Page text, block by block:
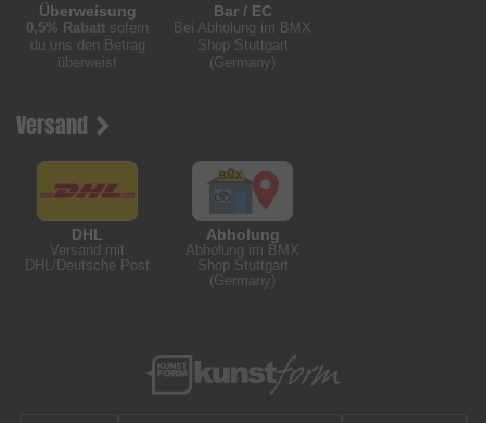
Überweisung
0,5% Rabatt sofern
du uns den Betrag
überweist
Bar / EC
Bei Abholung im BMX
Shop Stuttgart
(Germany)
Versand
DHL
Versand mit
DHL/Deutsche Post
Abholung
Abholung im BMX
Shop Stuttgart
(Germany)